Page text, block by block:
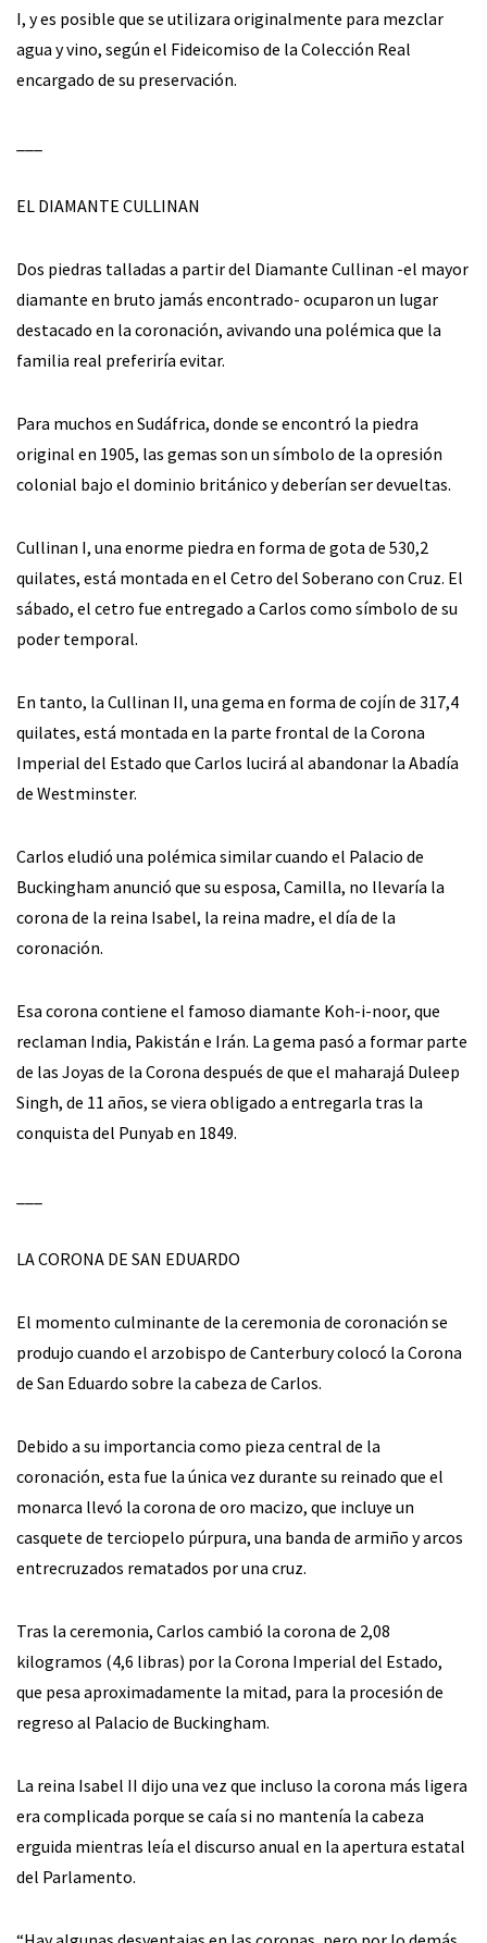
I, y es posible que se utilizara originalmente para mezclar
agua y vino, según el Fideicomiso de la Colección Real
encargado de su preservación.
EL DIAMANTE CULLINAN
Dos piedras talladas a partir del Diamante Cullinan -el mayor
diamante en bruto jamás encontrado- ocuparon un lugar
destacado en la coronación, avivando una polémica que la
familia real preferiría evitar.
Para muchos en Sudáfrica, donde se encontró la piedra
original en 1905, las gemas son un símbolo de la opresión
colonial bajo el dominio británico y deberían ser devueltas.
Cullinan I, una enorme piedra en forma de gota de 530,2
quilates, está montada en el Cetro del Soberano con Cruz. El
sábado, el cetro fue entregado a Carlos como símbolo de su
poder temporal.
En tanto, la Cullinan II, una gema en forma de cojín de 317,4
quilates, está montada en la parte frontal de la Corona
Imperial del Estado que Carlos lucirá al abandonar la Abadía
de Westminster.
Carlos eludió una polémica similar cuando el Palacio de
Buckingham anunció que su esposa, Camilla, no llevaría la
corona de la reina Isabel, la reina madre, el día de la
coronación.
Esa corona contiene el famoso diamante Koh-i-noor, que
reclaman India, Pakistán e Irán. La gema pasó a formar parte
de las Joyas de la Corona después de que el maharajá Duleep
Singh, de 11 años, se viera obligado a entregarla tras la
conquista del Punyab en 1849.
LA CORONA DE SAN EDUARDO
El momento culminante de la ceremonia de coronación se
produjo cuando el arzobispo de Canterbury colocó la Corona
de San Eduardo sobre la cabeza de Carlos.
Debido a su importancia como pieza central de la
coronación, esta fue la única vez durante su reinado que el
monarca llevó la corona de oro macizo, que incluye un
casquete de terciopelo púrpura, una banda de armiño y arcos
entrecruzados rematados por una cruz.
Tras la ceremonia, Carlos cambió la corona de 2,08
kilogramos (4,6 libras) por la Corona Imperial del Estado,
que pesa aproximadamente la mitad, para la procesión de
regreso al Palacio de Buckingham.
La reina Isabel II dijo una vez que incluso la corona más ligera
era complicada porque se caía si no mantenía la cabeza
erguida mientras leía el discurso anual en la apertura estatal
del Parlamento.